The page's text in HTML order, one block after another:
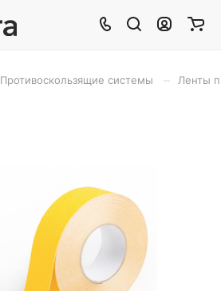
Противоскользящие системы Ленты